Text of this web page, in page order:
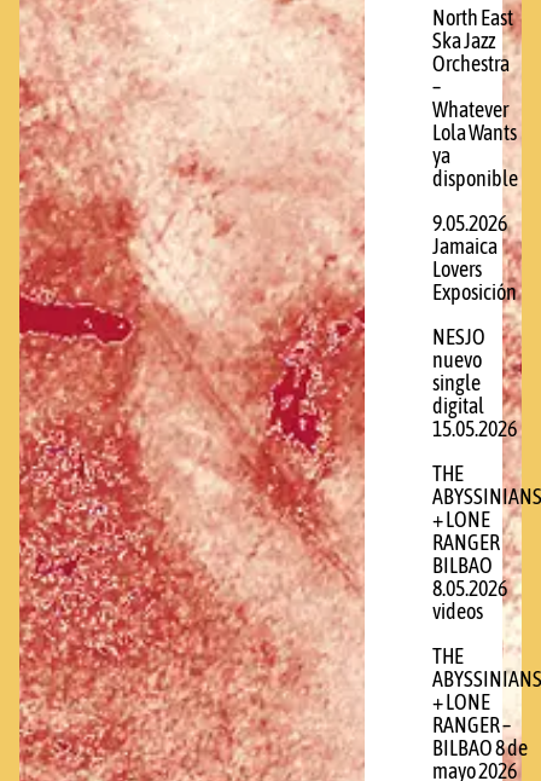
North East
Ska Jazz
Orchestra
–
Whatever
Lola Wants
ya
disponible
9.05.2026
Jamaica
Lovers
Exposición
NESJO
nuevo
single
digital
15.05.2026
THE
ABYSSINIANS
+ LONE
RANGER
BILBAO
8.05.2026
videos
THE
ABYSSINIANS
+ LONE
RANGER –
BILBAO 8 de
mayo 2026